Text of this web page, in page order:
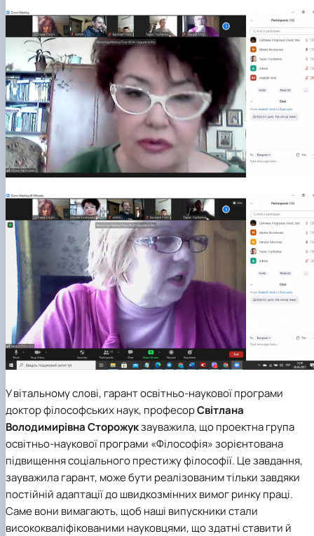
У вітальному слові, гарант освітньо-наукової програми
доктор філософських наук, професорСвітлана
Володимирівна Сторожукзауважила, що проектна група
освітньо-наукової програми «Філософія»зорієнтована
підвищення соціального престижу філософії. Це завдання,
зауважила гарант, може бути реалізованим тільки завдяки
постійній адаптації до швидкозмінних вимог ринку праці.
Саме вони вимагають, щоб наші випускники стали
висококваліфікованими науковцями, що здатні ставити й